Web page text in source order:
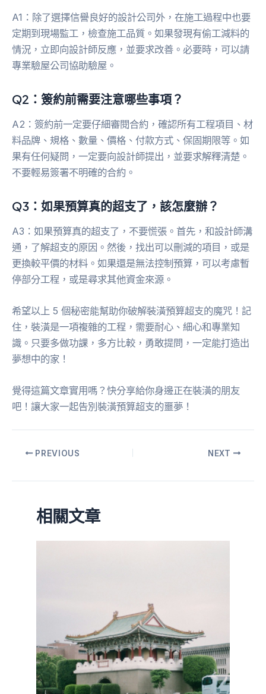
A1：除了選擇信譽良好的設計公司外，在施工過程中也要
定期到現場監工，檢查施工品質。如果發現有偷工減料的
情況，立即向設計師反應，並要求改善。必要時，可以請
專業驗屋公司協助驗屋。
Q2：簽約前需要注意哪些事項？
A2：簽約前一定要仔細審閱合約，確認所有工程項目、材
料品牌、規格、數量、價格、付款方式、保固期限等。如
果有任何疑問，一定要向設計師提出，並要求解釋清楚。
不要輕易簽署不明確的合約。
Q3：如果預算真的超支了，該怎麼辦？
A3：如果預算真的超支了，不要慌張。首先，和設計師溝
通，了解超支的原因。然後，找出可以刪減的項目，或是
更換較平價的材料。如果還是無法控制預算，可以考慮暫
停部分工程，或是尋求其他資金來源。
希望以上 5 個秘密能幫助你破解裝潢預算超支的魔咒！記
住，裝潢是一項複雜的工程，需要耐心、細心和專業知
識。只要多做功課，多方比較，勇敢提問，一定能打造出
夢想中的家！
覺得這篇文章實用嗎？快分享給你身邊正在裝潢的朋友
吧！讓大家一起告別裝潢預算超支的噩夢！
PREVIOUS NEXT
相關文章